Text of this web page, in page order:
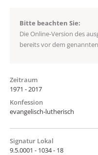
Bitte beachten Sie:
Die Online-Version des
bereits vor dem
Zeitraum
1971 - 2017
Konfession
evangelisch-lutherisch
Signatur Lokal
9.5.0001 - 1034 - 18